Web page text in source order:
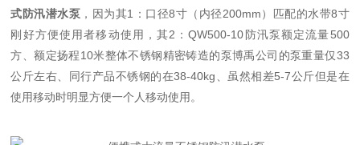
式防汛潜水泵 ，因为其1：口径8寸（内径200mm）匹配的水带8寸
刚好方便使用者移动使用，其2：QW500-10 防汛泵额定流量500
方、额定扬程10米整体不锈钢精密铸造的泵博禹公司的泵重量仅33
公斤左右、同行产品不锈钢的在38-40kg、虽然相差5-7公斤但是在
使用移动时明显方便一个人移动使用。